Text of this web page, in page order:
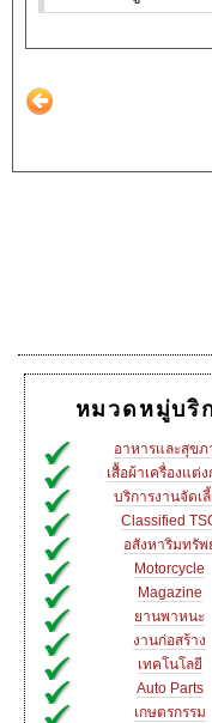
หมวดหมู่บริ
อาหารและสุขภ
เสื้อผ้าเครื่องแต่ง
บริการงานจัดเลี้
Classified
อสังหาริมทรัพ
Motorcycle
Magazine
ยานพาหนะ
งานก่อสร้าง
เทคโนโลยี
Auto Parts
เกษตรกรรม